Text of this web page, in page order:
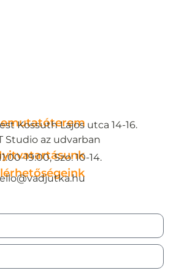
Kossuth Lajos utca 14-16.
Studio az udvarban
19:00, Szo: 10-14.